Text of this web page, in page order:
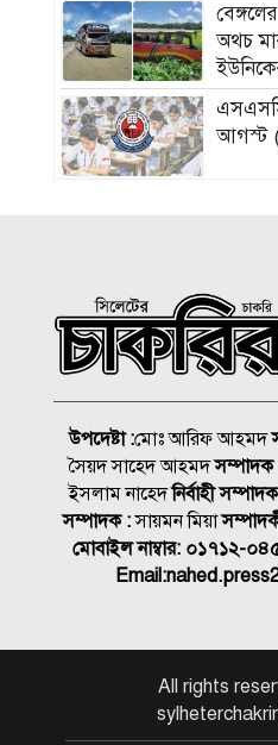
অথচ
আগস্ট
গ্রিস
রিপন
রাত
উপদেষ্টা :মোঃ আরিফ আহমদ
সৈয়দ সাহেদ আহমদ
ইসলাম নাহেদনির্বাহী
সম্পাদক :সায়মন মিয়া
মোবাইল নাম্বার: ০১৭১২-
Email:
All rights